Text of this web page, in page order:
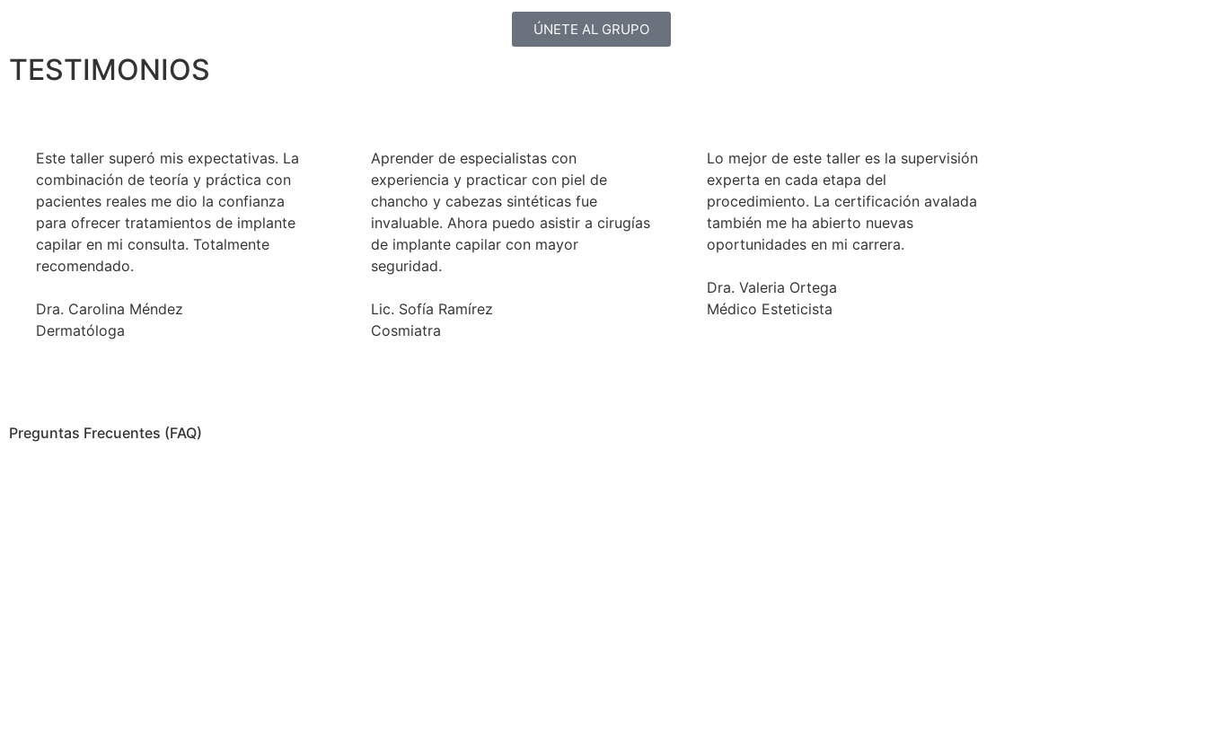
ÚNETE AL GRUPO
TESTIMONIOS
Este taller superó mis expectativas. La
combinación de teoría y práctica con
pacientes reales me dio la confianza
para ofrecer tratamientos de implante
capilar en mi consulta. Totalmente
recomendado.
Dra. Carolina Méndez
Dermatóloga
Aprender de especialistas con
experiencia y practicar con piel de
chancho y cabezas sintéticas fue
invaluable. Ahora puedo asistir a cirugías
de implante capilar con mayor
seguridad.
Lic. Sofía Ramírez
Cosmiatra
Lo mejor de este taller es la supervisión
experta en cada etapa del
procedimiento. La certificación avalada
también me ha abierto nuevas
oportunidades en mi carrera.
Dra. Valeria Ortega
Médico Esteticista
Preguntas Frecuentes (FAQ)